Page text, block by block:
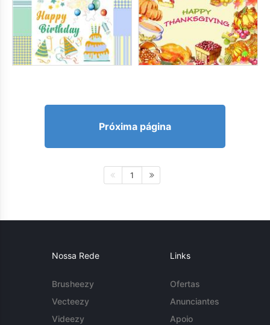
Próxima página
1
Nossa Rede
Brusheezy
Vecteezy
Videezy
Links
Ofertas
Anunciantes
Apoio